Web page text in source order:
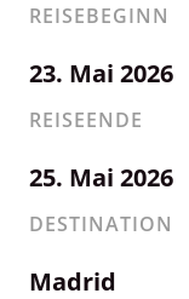
REISEBEGINN
23. Mai 2026
REISEENDE
25. Mai 2026
DESTINATION
Madrid